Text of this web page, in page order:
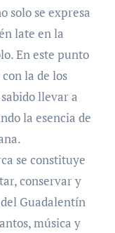
solo se expresa
late en la
En este punto
la de los
llevar a
la esencia de
se constituye
conservar y
Guadalentín
música y